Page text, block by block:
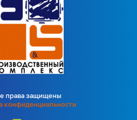
права защищены
конфиденциальности